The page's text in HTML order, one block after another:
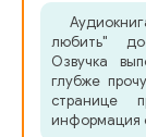
любить"
Озвучка
глубже
странице
информация